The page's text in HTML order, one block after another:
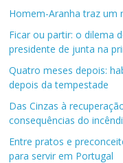
Homem-Aranha traz um
Ficar ou partir: o dilema
presidente de junta na
Quatro meses depois:
depois da tempestade
Das Cinzas à
consequências do
Entre pratos e
para servir em Portugal